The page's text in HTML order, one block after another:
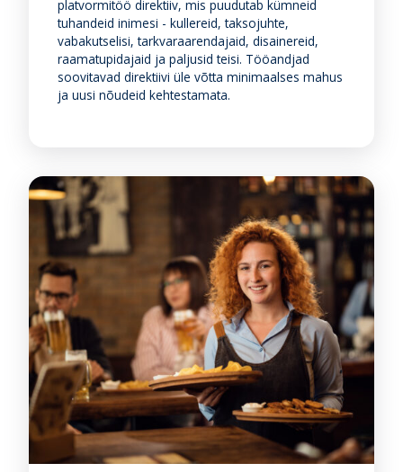
platvormitöö direktiiv, mis puudutab kümneid
tuhandeid inimesi - kullereid, taksojuhte,
vabakutselisi, tarkvaraarendajaid, disainereid,
raamatupidajaid ja paljusid teisi. Tööandjad
soovitavad direktiivi üle võtta minimaalses mahus
ja uusi nõudeid kehtestamata.